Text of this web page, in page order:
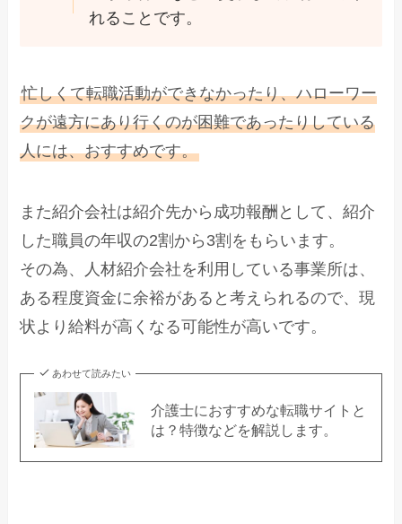
れることです。
忙しくて転職活動ができなかったり、ハローワー
クが遠方にあり行くのが困難であったりしている
人には、おすすめです。
また紹介会社は紹介先から成功報酬として、紹介
した職員の年収の2割から3割をもらいます。
その為、人材紹介会社を利用している事業所は、
ある程度資金に余裕があると考えられるので、現
状より給料が高くなる可能性が高いです。
あわせて読みたい
介護士におすすめな転職サイトと
は？特徴などを解説します。